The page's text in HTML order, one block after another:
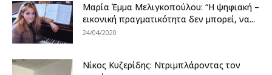
Μαρία Έμμα Μελιγκοπούλου: “Η ψηφιακή –
εικονική πραγματικότητα δεν μπορεί, να...
24/04/2020
Νίκος Κυζερίδης: Ντριμπλάροντας τον